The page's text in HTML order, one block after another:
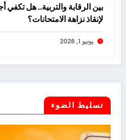
بين الرقابة والتربية.. هل
لإنقاذ نزاهة الامتحانات؟
يونيو 1, 2026
تسليط الضوء
أخبار صحة